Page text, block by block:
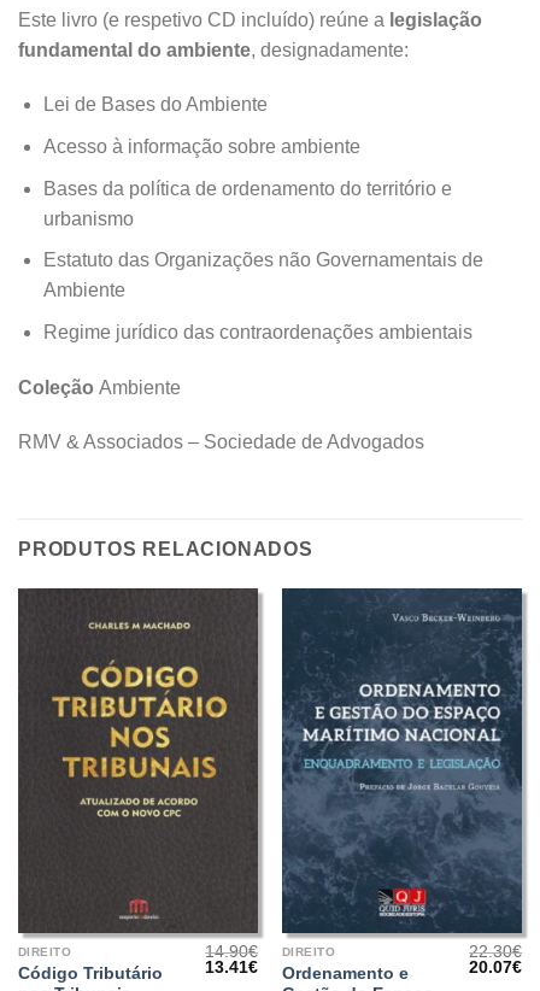
Este livro (e respetivo CD incluído) reúne a legislação
fundamental do ambiente, designadamente:
Lei de Bases do Ambiente
Acesso à informação sobre ambiente
Bases da política de ordenamento do território e
urbanismo
Estatuto das Organizações não Governamentais de
Ambiente
Regime jurídico das contraordenações ambientais
Coleção Ambiente
RMV & Associados – Sociedade de Advogados
PRODUTOS RELACIONADOS
DIREITO
Código Tributário
14.90€
O
13.41€O
preço
DIREITO
Ordenamento e
22.30€
O
20.07€O